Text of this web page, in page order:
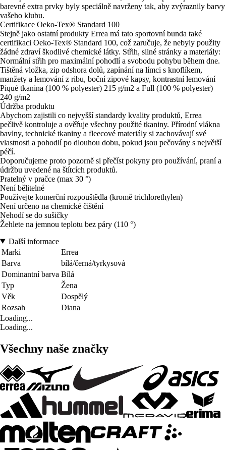
barevné extra prvky byly speciálně navrženy tak, aby zvýraznily barvy
vašeho klubu.
Certifikace Oeko-Tex® Standard 100
Stejně jako ostatní produkty Errea má tato sportovní bunda také
certifikaci Oeko-Tex® Standard 100, což zaručuje, že nebyly použity
žádné zdraví škodlivé chemické látky. Střih, silné stránky a materiály:
Normální střih pro maximální pohodlí a svobodu pohybu během dne.
Tištěná vložka, zip odshora dolů, zapínání na límci s knoflíkem,
manžety a lemování z ribu, boční zipové kapsy, kontrastní lemování
Piqué tkanina (100 % polyester) 215 g/m2 a Full (100 % polyester)
240 g/m2
Údržba produktu
Abychom zajistili co nejvyšší standardy kvality produktů, Errea
pečlivě kontroluje a ověřuje všechny použité tkaniny. Přírodní vlákna
bavlny, technické tkaniny a fleecové materiály si zachovávají své
vlastnosti a pohodlí po dlouhou dobu, pokud jsou pečovány s největší
péčí.
Doporučujeme proto pozorně si přečíst pokyny pro používání, praní a
údržbu uvedené na štítcích produktů.
Pratelný v pračce (max 30 °)
Není bělitelné
Používejte komerční rozpouštědla (kromě trichlorethylen)
Není určeno na chemické čištění
Nehodí se do sušičky
Žehlete na jemnou teplotu bez páry (110 °)
Další informace
Marki
Errea
Barva
bílá/černá/tyrkysová
Dominantní barva Bílá
Typ
Žena
Věk
Dospělý
Rozsah
Diana
Loading...
Loading...
Všechny naše značky